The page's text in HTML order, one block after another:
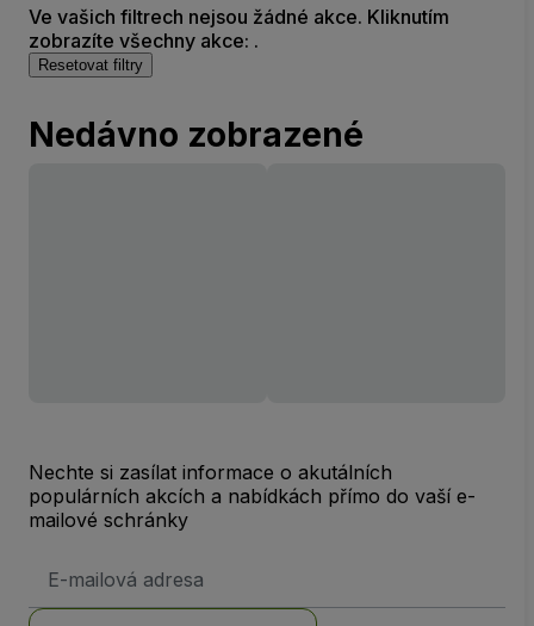
Ve vašich filtrech nejsou žádné akce. Kliknutím
zobrazíte všechny akce: .
Resetovat filtry
Nedávno zobrazené
Nechte si zasílat informace o akutálních
populárních akcích a nabídkách přímo do vaší e-
mailové schránky
adresa